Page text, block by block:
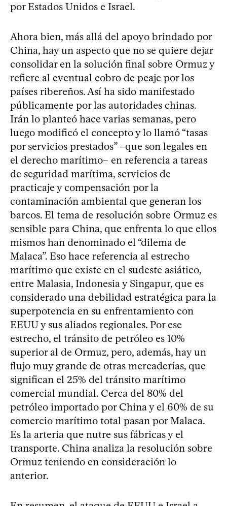
por Estados Unidos e Israel.
Ahora bien, más allá del apoyo brindado por
China, hay un aspecto que no se quiere dejar
consolidar en la solución final sobre Ormuz y
refiere al eventual cobro de peaje por los
países ribereños. Así ha sido manifestado
públicamente por las autoridades chinas.
Irán lo planteó hace varias semanas, pero
luego modificó el concepto y lo llamó “tasas
por servicios prestados” –que son legales en
el derecho marítimo– en referencia a tareas
de seguridad marítima, servicios de
practicaje y compensación por la
contaminación ambiental que generan los
barcos. El tema de resolución sobre Ormuz es
sensible para China, que enfrenta lo que ellos
mismos han denominado el “dilema de
Malaca”. Eso hace referencia al estrecho
marítimo que existe en el sudeste asiático,
entre Malasia, Indonesia y Singapur, que es
considerado una debilidad estratégica para la
superpotencia en su enfrentamiento con
EEUU y sus aliados regionales. Por ese
estrecho, el tránsito de petróleo es 10%
superior al de Ormuz, pero, además, hay un
flujo muy grande de otras mercaderías, que
significan el 25% del tránsito marítimo
comercial mundial. Cerca del 80% del
petróleo importado por China y el 60% de su
comercio marítimo total pasan por Malaca.
Es la arteria que nutre sus fábricas y el
transporte. China analiza la resolución sobre
Ormuz teniendo en consideración lo
anterior.